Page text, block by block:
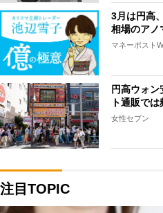
3月は円高
相場のアノ
マネーポスト
円高ウォ
ト通販で
女性セブン
注目TOPIC